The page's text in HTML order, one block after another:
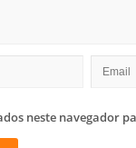
neste navegador